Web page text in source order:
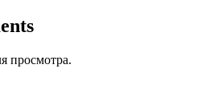
просмотра.